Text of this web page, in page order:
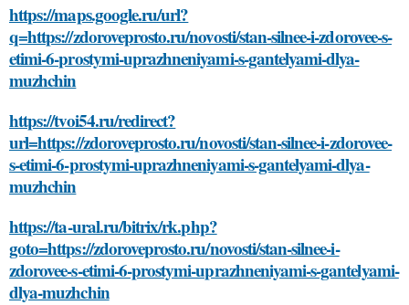
https://maps.google.ru/url?
q=https://zdoroveprosto.ru/novosti/stan-silnee-i-zdorovee-s-
etimi-6-prostymi-uprazhneniyami-s-gantelyami-dlya-
muzhchin
https://tvoi54.ru/redirect?
url=https://zdoroveprosto.ru/novosti/stan-silnee-i-zdorovee-
s-etimi-6-prostymi-uprazhneniyami-s-gantelyami-dlya-
muzhchin
https://ta-ural.ru/bitrix/rk.php?
goto=https://zdoroveprosto.ru/novosti/stan-silnee-i-
zdorovee-s-etimi-6-prostymi-uprazhneniyami-s-gantelyami-
dlya-muzhchin